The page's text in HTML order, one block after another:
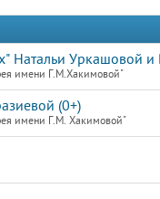
Натальи Уркашовой
имени Г.М.Хакимовой"
(0+)
имени Г.М. Хакимовой"